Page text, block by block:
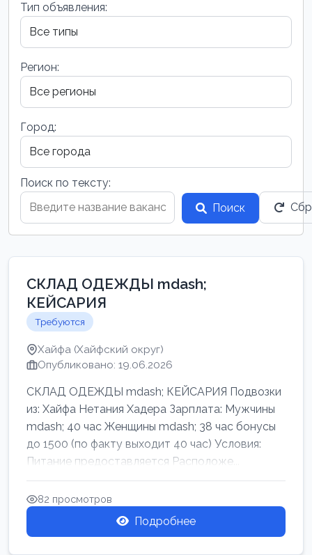
Тип объявления:
Регион:
Город:
Поиск по тексту:
Поиск
СКЛАД ОДЕЖДЫ mdash;
КЕЙСАРИЯ
Требуются
Хайфа (Хайфский округ)
Опубликовано: 19.06.2026
СКЛАД ОДЕЖДЫ mdash; КЕЙСАРИЯ Подвозки
из: Хайфа Нетания Хадера Зарплата: Мужчины
mdash; 40 час Женщины mdash; 38 час бонусы
до 1500 (по факту выходит 40 час) Условия:
Питание предоставляется Расположе...
82 просмотров
Подробнее